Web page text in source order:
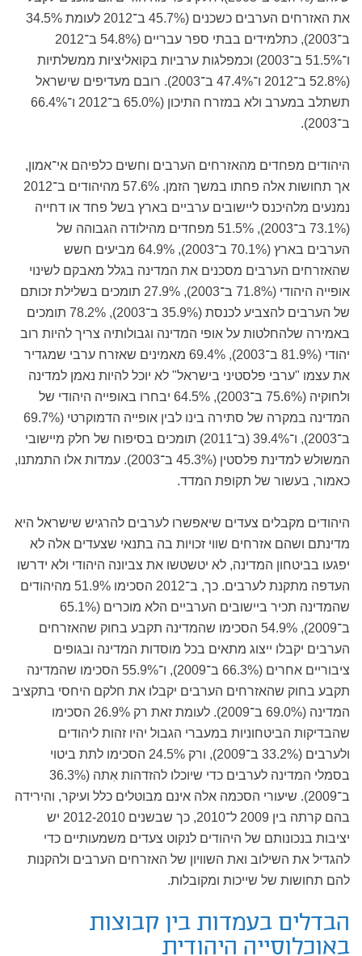
את האזרחים הערבים כשכנים (45.7% ב־2012 לעומת 34.5%
ב־2003), כתלמידים בבתי ספר עבריים (54.8% ב־2012
ו־51.5% ב־2003) וכמפלגות ערביות בקואליציות ממשלתיות
(52.8% ב־2012 ו־47.4% ב־2003). רובם מעדיפים שישראל
תשתלב במערב ולא במזרח התיכון (65.0% ב־2012 ו־66.4%
ב־2003).
היהודים מפחדים מהאזרחים הערבים וחשים כלפיהם אי־אמון,
אך תחושות אלה פחתו במשך הזמן. 57.6% מהיהודים ב־2012
נמנעים מלהיכנס ליישובים ערביים בארץ בשל פחד או דחייה
(73.1% ב־2003), 51.5% מפחדים מהילודה הגבוהה של
הערבים בארץ (70.1% ב־2003), 64.9% מביעים חשש
שהאזרחים הערבים מסכנים את המדינה בגלל מאבקם לשינוי
אופייה היהודי (71.8% ב־2003), 27.9% תומכים בשלילת זכותם
של הערבים להצביע לכנסת (35.9% ב־2003), 78.2% תומכים
באמירה שלהחלטות על אופי המדינה וגבולותיה צריך להיות רוב
יהודי (81.9% ב־2003), 69.4% מאמינים שאזרח ערבי שמגדיר
את עצמו "ערבי פלסטיני בישראל" לא יוכל להיות נאמן למדינה
ולחוקיה (75.6% ב־2003), 64.5% יבחרו באופייה היהודי של
המדינה במקרה של סתירה בינו לבין אופייה הדמוקרטי (69.7%
ב־2003), ו־39.4% (ב־2011) תומכים בסיפוח של חלק מיישובי
המשולש למדינת פלסטין (45.3% ב־2003). עמדות אלו התמתנו,
כאמור, בעשור של תקופת המדד.
היהודים מקבלים צעדים שיאפשרו לערבים להרגיש שישראל היא
מדינתם ושהם אזרחים שווי זכויות בה בתנאי שצעדים אלה לא
יפגעו בביטחון המדינה, לא יטשטשו את צביונה היהודי ולא ידרשו
העדפה מתקנת לערבים. כך, ב־2012 הסכימו 51.9% מהיהודים
שהמדינה תכיר ביישובים הערביים הלא מוכרים (65.1%
ב־2009), 54.9% הסכימו שהמדינה תקבע בחוק שהאזרחים
הערבים יקבלו ייצוג מתאים בכל מוסדות המדינה ובגופים
ציבוריים אחרים (66.3% ב־2009), ו־55.9% הסכימו שהמדינה
תקבע בחוק שהאזרחים הערבים יקבלו את חלקם היחסי בתקציב
המדינה (69.0% ב־2009). לעומת זאת רק 26.9% הסכימו
שהבדיקות הביטחוניות במעברי הגבול יהיו זהות ליהודים
ולערבים (33.2% ב־2009), ורק 24.5% הסכימו לתת ביטוי
בסמלי המדינה לערבים כדי שיוכלו להזדהות אִתה (36.3%
ב־2009). שיעורי הסכמה אלה אינם מבוטלים כלל ועיקר, והירידה
בהם קרתה בין 2009 ל־2010, כך שבשנים 2012-2010 יש
יציבות בנכונותם של היהודים לנקוט צעדים משמעותיים כדי
להגדיל את השילוב ואת השוויון של האזרחים הערבים ולהקנות
להם תחושות של שייכות ומקובלות.
הבדלים בעמדות בין קבוצות
באוכלוסייה היהודית